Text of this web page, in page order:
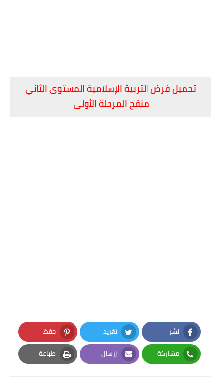
تحميل فرض التربية الإسلامية المستوى الثاني
منقح المرحلة الأولى
نشر
Facebook
تغريد
Twitter
حفظ
Pinterest
مشاركة
Whatsapp
إرسال
Email
طباعة
Print